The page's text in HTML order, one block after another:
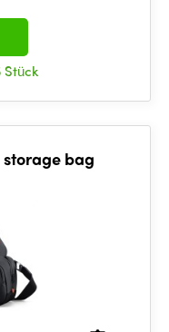
Stück
storage bag